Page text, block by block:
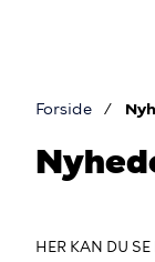
Forside
HER KAN DU SE